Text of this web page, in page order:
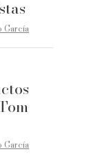
García
García